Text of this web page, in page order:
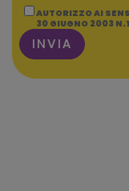
AUTORIZZO AI
30 GIUGNO 2003
INVIA